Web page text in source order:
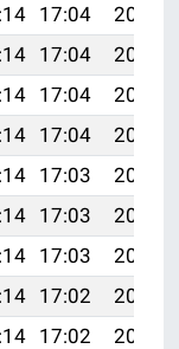
17:04
20:23
17:04
20:22
17:04
20:21
17:04
20:20
17:03
20:19
17:03
20:18
17:03
20:17
17:02
20:16
17:02
20:15